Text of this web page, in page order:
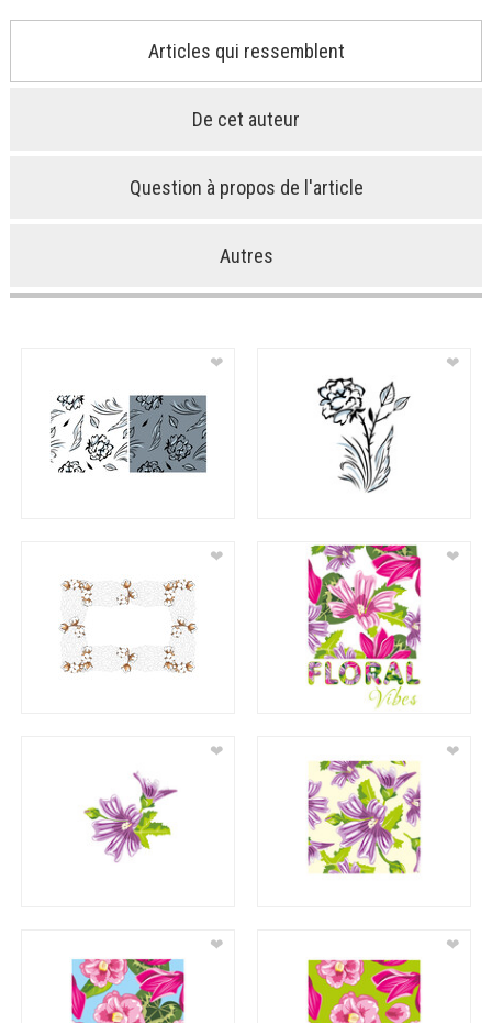
Articles qui ressemblent
De cet auteur
Question à propos de l'article
Autres
❤ ❤
❤ ❤
❤ ❤
❤ ❤